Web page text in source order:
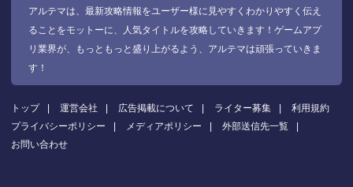
アルテマは、最新攻略情報をユーザー様に見やすくわかりやすく伝え
ることをモットーに、人気タイトルを攻略していきます！ゲームアプ
リ業界が、もっともっと盛り上がるよう、アルテマは頑張っていきま
す！
トップ 運営会社 広告掲載について ライター募集
利用規約
プライバシーポリシー
メディアポリシー
外部送信先一覧
お問い合わせ